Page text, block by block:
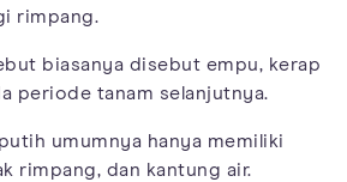
rimpang.
biasanya disebut empu, kerap
periode tanam selanjutnya.
umumnya hanya memiliki
rimpang, dan kantung air.